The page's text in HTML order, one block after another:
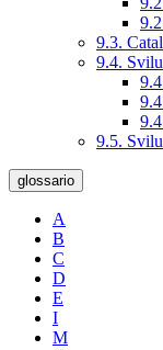
9.3.
9.4.
9.5.
glossario
A
B
C
D
E
I
M